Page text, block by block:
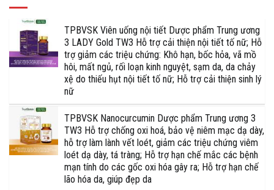
TPBVSK Viên uống nội tiết Dược phẩm Trung ương
3 LADY Gold TW3 Hỗ trợ cải thiện nội tiết tố nữ; Hỗ
trợ giảm các triệu chứng: Khô hạn, bốc hỏa, vã mồ
hôi, mất ngủ, rối loạn kinh nguyệt, sạm da, da chảy
xệ do thiếu hụt nội tiết tố nữ; Hỗ trợ cải thiện sinh lý
nữ
TPBVSK Nanocurcumin Dược phẩm Trung ương 3
TW3 Hỗ trợ chống oxi hoá, bảo vệ niêm mạc dạ dày,
hỗ trợ làm lành vết loét, giảm các triệu chứng viêm
loét dạ dày, tá tràng; Hỗ trợ hạn chế mắc các bệnh
mạn tính do các gốc oxi hóa gây ra; Hỗ trợ hạn chế
lão hóa da, giúp đẹp da